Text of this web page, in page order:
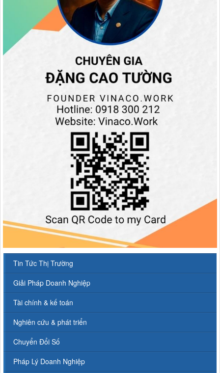
Tin Tức Thị Trường
Giải Pháp Doanh Nghiệp
Tài chính & kế toán
Nghiên cứu & phát triển
Chuyển Đổi Số
Pháp Lý Doanh Nghiệp